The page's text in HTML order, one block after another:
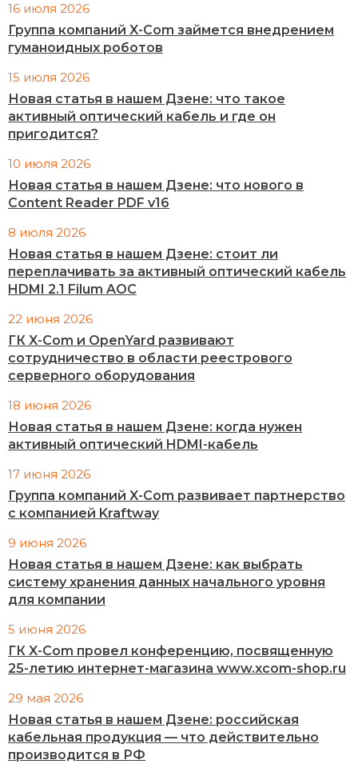
16 июля 2026
Группа компаний X-Com займется внедрением
гуманоидных роботов
15 июля 2026
Новая статья в нашем Дзене: что такое
активный оптический кабель и где он
пригодится?
10 июля 2026
Новая статья в нашем Дзене: что нового в
Content Reader PDF v16
8 июля 2026
Новая статья в нашем Дзене: стоит ли
переплачивать за активный оптический кабель
HDMI 2.1 Filum AOC
22 июня 2026
ГК X-Com и OpenYard развивают
сотрудничество в области реестрового
серверного оборудования
18 июня 2026
Новая статья в нашем Дзене: когда нужен
активный оптический HDMI-кабель
17 июня 2026
Группа компаний X-Com развивает партнерство
с компанией Kraftway
9 июня 2026
Новая статья в нашем Дзене: как выбрать
систему хранения данных начального уровня
для компании
5 июня 2026
ГК X-Com провел конференцию, посвященную
25-летию интернет-магазина www.xcom-shop.ru
29 мая 2026
Новая статья в нашем Дзене: российская
кабельная продукция — что действительно
производится в РФ